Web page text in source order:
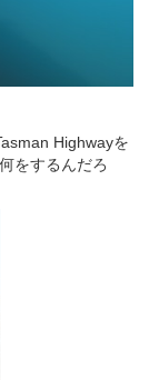
Highwayを
をするんだろ